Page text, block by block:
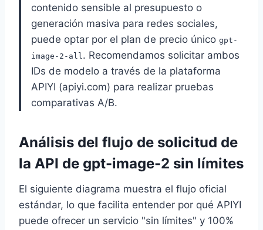
contenido sensible al presupuesto o
generación masiva para redes sociales,
puede optar por el plan de precio único gpt-
image-2-all. Recomendamos solicitar ambos
IDs de modelo a través de la plataforma
APIYI (apiyi.com) para realizar pruebas
comparativas A/B.
Análisis del flujo de solicitud de
la API de gpt-image-2 sin límites
El siguiente diagrama muestra el flujo oficial
estándar, lo que facilita entender por qué APIYI
puede ofrecer un servicio "sin límites" y 100%